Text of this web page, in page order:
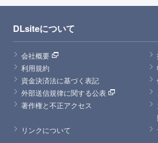
DLsiteについて
会社概要
利用規約
資金決済法に基づく表記
外部送信規律に関する公表
著作権と不正アクセス
リンクについて